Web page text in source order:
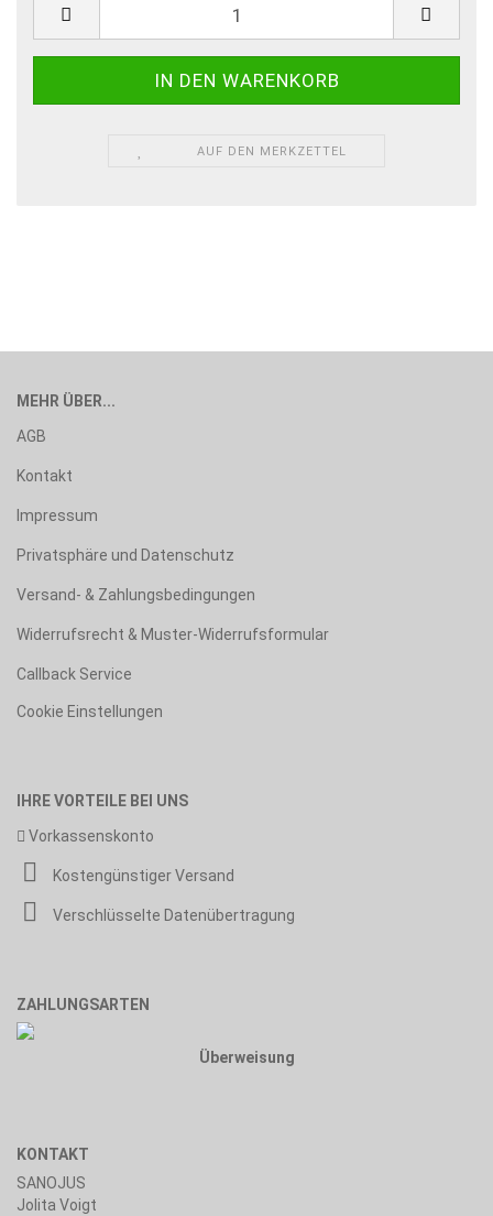
AUF DEN MERKZETTEL
MEHR ÜBER...
AGB
Kontakt
Impressum
Privatsphäre und Datenschutz
Versand- & Zahlungsbedingungen
Widerrufsrecht & Muster-Widerrufsformular
Callback Service
Cookie Einstellungen
IHRE VORTEILE BEI UNS
Vorkassenskonto
Kostengünstiger Versand
Verschlüsselte Datenübertragung
ZAHLUNGSARTEN
Überweisung
KONTAKT
SANOJUS
Jolita Voigt